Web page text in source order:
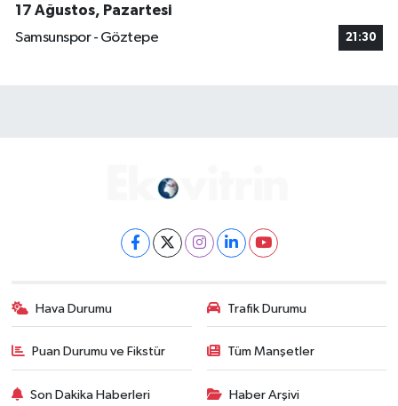
17 Ağustos, Pazartesi
Samsunspor - Göztepe
21:30
Hava Durumu Trafik Durumu
Puan Durumu ve Fikstür Tüm Manşetler
Son Dakika Haberleri Haber Arşivi